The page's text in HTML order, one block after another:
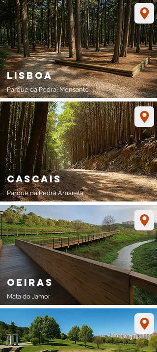
lisboa
Parque da Pedra, Monsanto
cascais
Parque da Pedra Amarela
oeiras
Mata do Jamor